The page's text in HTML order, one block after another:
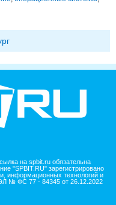
на spbit.ru обязательна
"SPBIT.RU" зарегистрировано
информационных технологий и
№ ФС 77 - 84345 от 26.12.2022